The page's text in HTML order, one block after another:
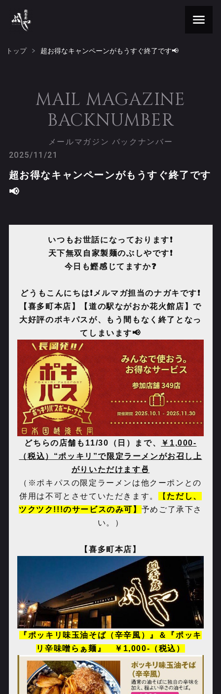
トップ 超お得なキャンペーンがもうすぐ終了です📢
MAIL MAGAZINE
BACKNUMBER
メールマガジン バックナンバー
2025/11/21
超お得なキャンペーンがもうすぐ終了です
📢
いつもお世話になっております❗️
天下無双自家製麺のぶしやです❗️
今日も鰹感じてますか❓
どうもこんにちは❗️メルマガ担当のナガキです❗️
【喜多町本店】【道の駅ながおか花火館店】で
大好評のポキパスが、もう間もなく終了となっ
てしまいます📢
どちらの店舗も11/30（日）まで、 ￥ 1,000-
（税込）“ポッキリ”で限定ラーメンがお召し上
がりいただけます🍜
（※ポキパスの限定ラーメンは他クーポンとの
併用は不可とさせていただきます。
【 ただし、
ツクツク!!!のサービスのみ可】 予めご了承下さ
い。）
【喜多町本店】
『ポッキリ味玉油そば（辛辛風）』＆『ポッキ
リ辛味噌らぁ麺』 ￥ 1,000- （税込）